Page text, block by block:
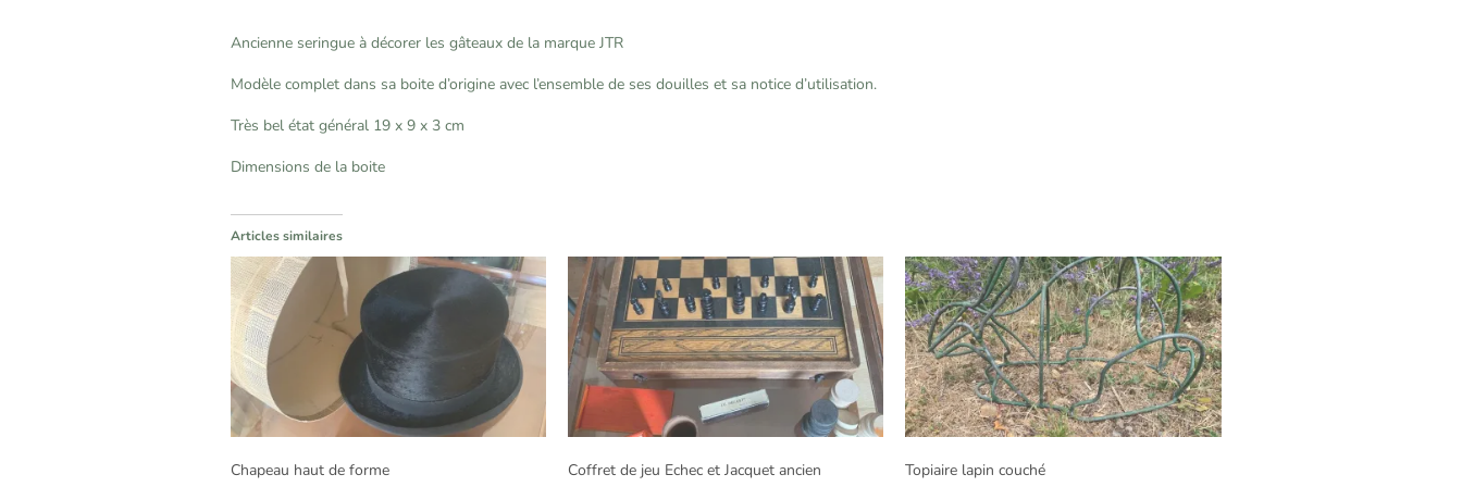
Ancienne seringue à décorer les gâteaux de la marque JTR
Modèle complet dans sa boite d’origine avec l’ensemble de ses douilles et sa notice d’utilisation.
Très bel état général 19 x 9 x 3 cm
Dimensions de la boite
Articles similaires
Chapeau haut de forme Coffret de jeu Echec et Jacquet ancien Topiaire lapin couché